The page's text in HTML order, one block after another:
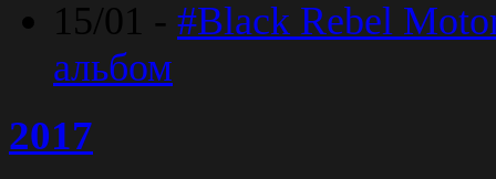
15/01 - #Black Rebel
альбом
2017